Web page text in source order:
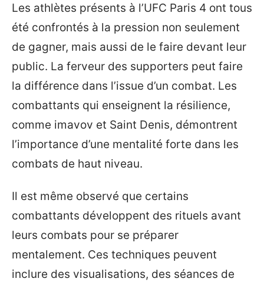
Les athlètes présents à l’UFC Paris 4 ont tous
été confrontés à la pression non seulement
de gagner, mais aussi de le faire devant leur
public. La ferveur des supporters peut faire
la différence dans l’issue d’un combat. Les
combattants qui enseignent la résilience,
comme imavov et Saint Denis, démontrent
l’importance d’une mentalité forte dans les
combats de haut niveau.
Il est même observé que certains
combattants développent des rituels avant
leurs combats pour se préparer
mentalement. Ces techniques peuvent
inclure des visualisations, des séances de